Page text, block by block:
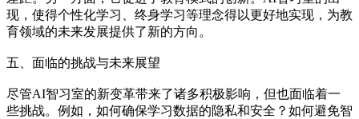
现，使得个性化学习、终身学习等理念得以更好地实现，为教
育领域的未来发展提供了新的方向。
五、面临的挑战与未来展望
尽管AI智习室的新变革带来了诸多积极影响，但也面临着一
些挑战。例如，如何确保学习数据的隐私和安全？如何避免智